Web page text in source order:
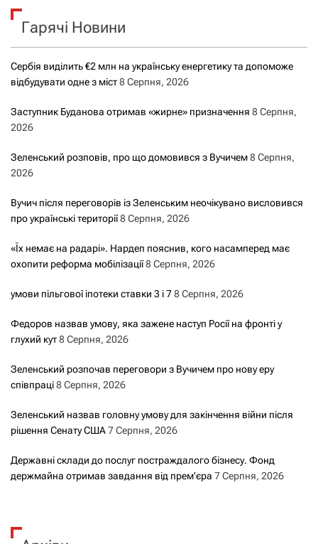
к
Гарячі Новини
Сербія виділить €2 млн на українську енергетику та допоможе
відбудувати одне з міст8 Серпня, 2026
Заступник Буданова отримав «жирне» призначення 8 Серпня,
2026
Зеленський розповів, про що домовився з Вучичем8 Серпня,
2026
Вучич після переговорів із Зеленським неочікувано висловився
про українські території8 Серпня, 2026
«Їх немає на радарі». Нардеп пояснив, кого насамперед має
охопити реформа мобілізації8 Серпня, 2026
умови пільгової іпотеки ставки 3 і 78 Серпня, 2026
Федоров назвав умову, яка зажене наступ Росії на фронті у
глухий кут8 Серпня, 2026
Зеленський розпочав переговори з Вучичем про нову еру
співпраці8 Серпня, 2026
Зеленський назвав головну умову для закінчення війни після
рішення Сенату США7 Серпня, 2026
Державні склади до послуг постраждалого бізнесу. Фонд
держмайна отримав завдання від прем’єра 7 Серпня, 2026